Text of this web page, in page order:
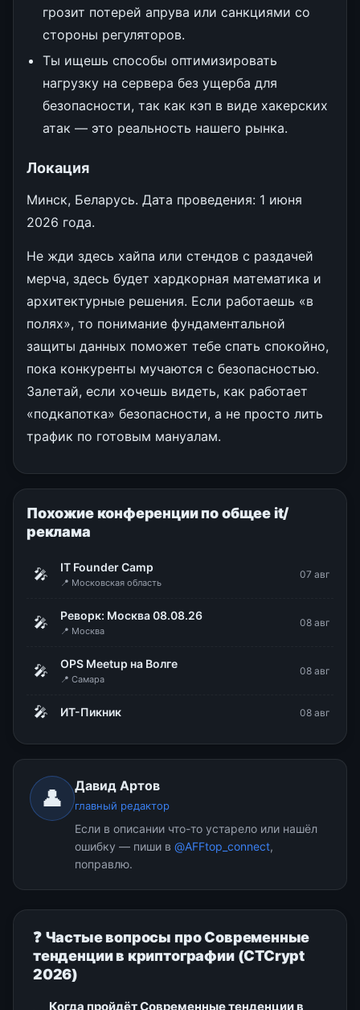
грозит потерей апрува или санкциями со
стороны регуляторов.
Ты ищешь способы оптимизировать
нагрузку на сервера без ущерба для
безопасности, так как кэп в виде хакерских
атак — это реальность нашего рынка.
Локация
Минск, Беларусь. Дата проведения: 1 июня
2026 года.
Не жди здесь хайпа или стендов с раздачей
мерча, здесь будет хардкорная математика и
архитектурные решения. Если работаешь «в
полях», то понимание фундаментальной
защиты данных поможет тебе спать спокойно,
пока конкуренты мучаются с безопасностью.
Залетай, если хочешь видеть, как работает
«подкапотка» безопасности, а не просто лить
трафик по готовым мануалам.
Похожие конференции по общее it/
реклама
🎤 IT Founder Camp
📍 Московская область
07 авг
🎤 Реворк: Москва 08.08.26
📍 Москва
08 авг
🎤 OPS Meetup на Волге
📍 Самара
08 авг
🎤 ИТ-Пикник 08 авг
👤 Давид Артов
главный редактор
Если в описании что-то устарело или нашёл
ошибку — пиши в @AFFtop_connect,
поправлю.
❓ Частые вопросы про Современные
тенденции в криптографии (CTCrypt
2026)
Когда пройдёт Современные тенденции в